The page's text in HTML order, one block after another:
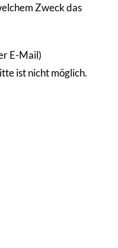
Zweck das
E-Mail)
ist nicht möglich.